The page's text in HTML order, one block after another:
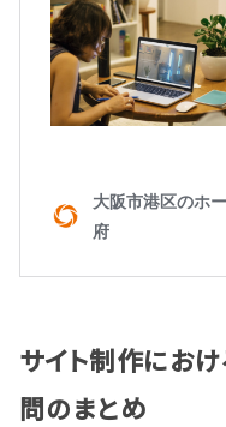
サイト制作にお
問のまとめ